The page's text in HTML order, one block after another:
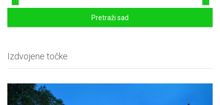
Pretraži sad
Izdvojene točke